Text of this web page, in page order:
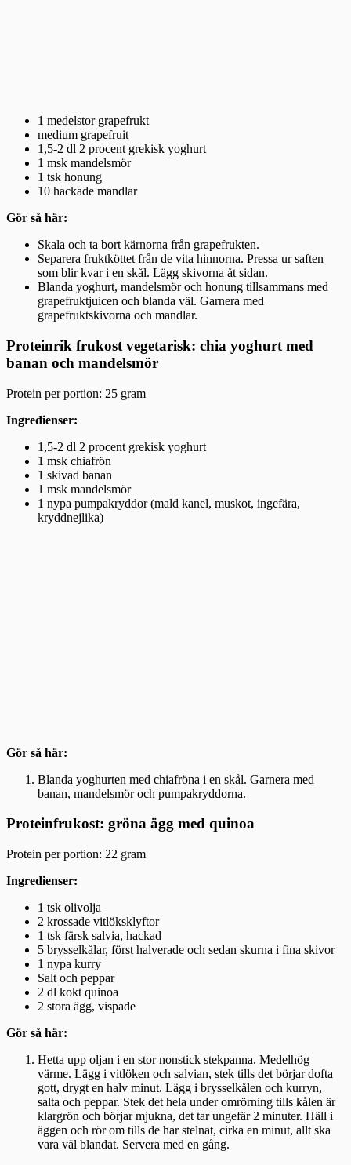
1 medelstor grapefrukt
medium grapefruit
1,5-2 dl 2 procent grekisk yoghurt
1 msk mandelsmör
1 tsk honung
10 hackade mandlar
Gör så här:
Skala och ta bort kärnorna från grapefrukten.
Separera fruktköttet från de vita hinnorna. Pressa ur saften
som blir kvar i en skål. Lägg skivorna åt sidan.
Blanda yoghurt, mandelsmör och honung tillsammans med
grapefruktjuicen och blanda väl. Garnera med
grapefruktskivorna och mandlar.
Proteinrik frukost vegetarisk: chia yoghurt med
banan och mandelsmör
Protein per portion: 25 gram
Ingredienser:
1,5-2 dl 2 procent grekisk yoghurt
1 msk chiafrön
1 skivad banan
1 msk mandelsmör
1 nypa pumpakryddor (mald kanel, muskot, ingefära,
kryddnejlika)
Gör så här:
Blanda yoghurten med chiafröna i en skål. Garnera med
banan, mandelsmör och pumpakryddorna.
Proteinfrukost: gröna ägg med quinoa
Protein per portion: 22 gram
Ingredienser:
1 tsk olivolja
2 krossade vitlöksklyftor
1 tsk färsk salvia, hackad
5 brysselkålar, först halverade och sedan skurna i fina skivor
1 nypa kurry
Salt och peppar
2 dl kokt quinoa
2 stora ägg, vispade
Gör så här:
Hetta upp oljan i en stor nonstick stekpanna. Medelhög
värme. Lägg i vitlöken och salvian, stek tills det börjar dofta
gott, drygt en halv minut. Lägg i brysselkålen och kurryn,
salta och peppar. Stek det hela under omrörning tills kålen är
klargrön och börjar mjukna, det tar ungefär 2 minuter. Häll i
äggen och rör om tills de har stelnat, cirka en minut, allt ska
vara väl blandat. Servera med en gång.